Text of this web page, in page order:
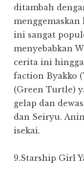
ditambah
menggemaskan
ini sangat
menyebabkan
cerita ini
faction Byakko
(Green Turtle)
gelap dan
dan Seiryu.
isekai.
9.Starship Girl